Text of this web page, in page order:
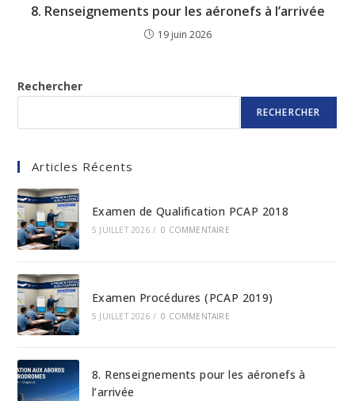
8. Renseignements pour les aéronefs à l’arrivée
19 juin 2026
Rechercher
RECHERCHER
Articles Récents
Examen de Qualification PCAP 2018
5 JUILLET 2026 / 0 COMMENTAIRE
Examen Procédures (PCAP 2019)
5 JUILLET 2026 / 0 COMMENTAIRE
8. Renseignements pour les aéronefs à
l’arrivée